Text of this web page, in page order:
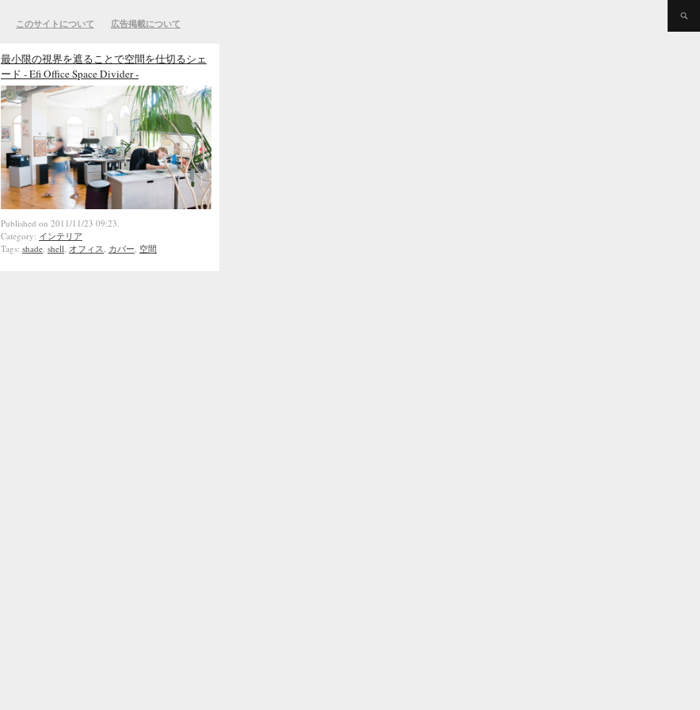
このサイトについて 広告掲載について
最小限の視界を遮ることで空間を仕切るシェ
ード - Efi Office Space Divider -
Published on 2011/11/23 09:23.
Category: インテリア
Tags: shade shell オフィス カバー 空間